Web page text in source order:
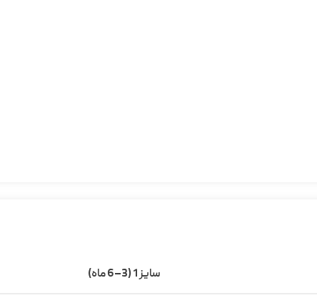
سایز 1 (3–6 ماه)